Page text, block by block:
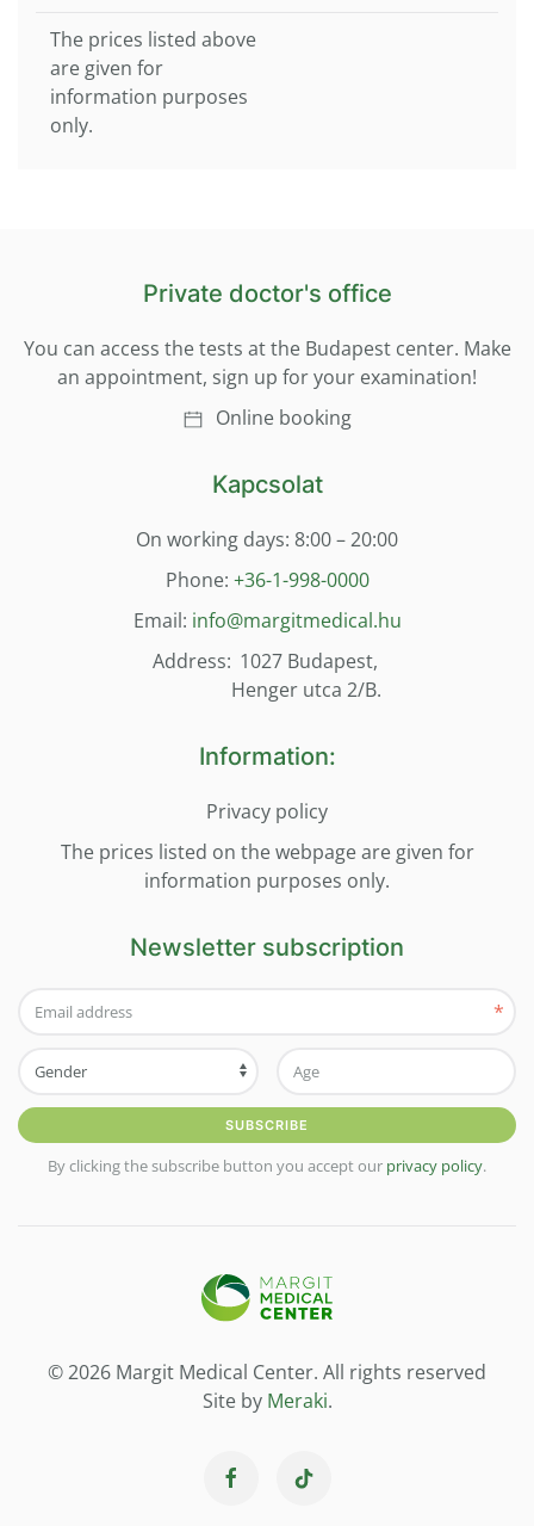
The prices listed above
are given for
information purposes
only.
Private doctor's office
You can access the tests at the Budapest center. Make
an appointment, sign up for your examination!
Online booking
Kapcsolat
On working days: 8:00 – 20:00
Phone: +36-1-998-0000
Email: info@margitmedical.hu
Address: 1027 Budapest,
Henger utca 2/B.
Information:
Privacy policy
The prices listed on the webpage are given for
information purposes only.
Newsletter subscription
*
SUBSCRIBE
By clicking the subscribe button you accept our privacy policy.
© 2026 Margit Medical Center. All rights reserved
Site by Meraki.